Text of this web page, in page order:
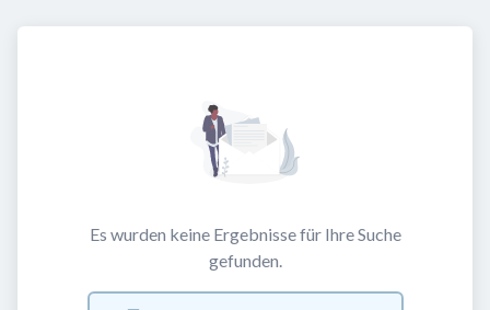
Es wurden keine Ergebnisse für Ihre Suche
gefunden.